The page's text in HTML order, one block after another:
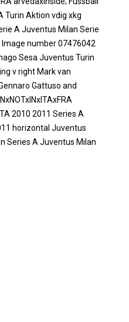
Turin Aktion vdig xkg
A Juventus Milan Serie
number 07476042
Sesa Juventus Turin
v right Mark van
Gattuso and
2010 2011 Series A
horizontal Juventus
Series A Juventus Milan